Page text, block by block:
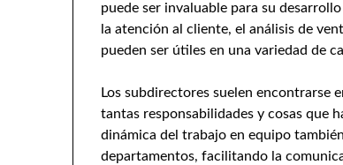
puede ser invaluable para su
la atención al cliente, el análisis de
pueden ser útiles en una variedad de
Los subdirectores suelen encontrarse
tantas responsabilidades y cosas que
dinámica del trabajo en equipo
departamentos, facilitando la